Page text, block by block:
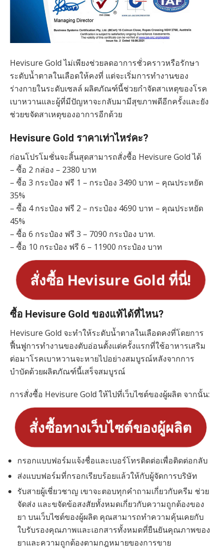
Hevisure Gold ไม่เพียงช่วยลดอาการชั่วคราวหรือรักษา
ระดับน้ำตาลในเลือดให้คงที่ แต่จะเริ่มการทำงานของ
ร่างกายในระดับเซลล์ ผลิตภัณฑ์นี้ช่วยกำจัดสาเหตุของโรค
เบาหวานและผู้ที่มีปัญหาจะกลับมามีสุขภาพดีอีกครั้งและยัง
ช่วยขจัดสาเหตุของอาการอีกด้วย
Hevisure Gold ราคาเท่าไหร่คะ?
ก่อนโปรโมชั่นจะสิ้นสุดสามารถสั่งซื้อ Hevisure Gold ได้
– ซื้อ 2 กล่อง – 2380 บาท
– ซื้อ 3 กระป๋อง ฟรี 1 – กระป๋อง 3490 บาท – คุณประหยัด
35%
– ซื้อ 4 กระป๋อง ฟรี 2 – กระป๋อง 4690 บาท – คุณประหยัด
45%
– ซื้อ 6 กระป๋อง ฟรี 3 – 7090 กระป๋อง บาท.
– ซื้อ 10 กระป๋อง ฟรี 6 – 11900 กระป๋อง บาท
สั่งซื้อ Hevisure Gold ที่นี่!
ซื้อ Hevisure Gold ของแท้ได้ที่ไหน?
Hevisure Gold จะทำให้ระดับน้ำตาลในเลือดคงที่โดยการ
ฟื้นฟูการทำงานของตับอ่อนตั้งแต่ครั้งแรกที่ใช้อาหารเสริม
ต่อมาโรคเบาหวานจะหายไปอย่างสมบูรณ์หลังจากการ
บำบัดด้วยผลิตภัณฑ์นี้เสร็จสมบูรณ์
การสั่งซื้อ Hevisure Gold ให้ไปที่เว็บไซต์ของผู้ผลิต จากนั้น:
สั่งซื้อทางเว็บไซต์ของผู้ผลิต
กรอกแบบฟอร์มแจ้งชื่อและเบอร์โทรติดต่อเพื่อติดต่อกลับ
ส่งแบบฟอร์มที่กรอกเรียบร้อยแล้วให้กับผู้จัดการบริษัท
รับสายผู้เชี่ยวชาญ เขาจะตอบทุกคำถามเกี่ยวกับครีม ช่วย
จัดส่ง และขจัดข้อสงสัยทั้งหมดเกี่ยวกับความถูกต้องของ
ยา บนเว็บไซต์ของผู้ผลิต คุณสามารถทำความคุ้นเคยกับ
ใบรับรองคุณภาพและเอกสารทั้งหมดที่ยืนยันคุณภาพของ
ยาและความถูกต้องตามกฎหมายของการขาย